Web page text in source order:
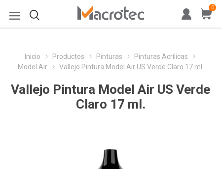
0
Inicio Productos Pinturas
Pinturas Acrílicas
Model Air
Vallejo Pintura Model Air US Verde Claro 17 ml.
Vallejo Pintura Model Air US Verde
Claro 17 ml.